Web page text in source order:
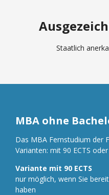
Staatlich
MBA ohne
Das MBA Fernstudium der
Varianten: mit 90 ECTS
Variante mit 90 ECTS
nur möglich, wenn Sie
haben